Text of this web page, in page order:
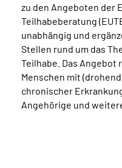
zu den Angeboten der
Teilhabeberatung
unabhängig und
Stellen rund um das
Teilhabe. Das Angebot
Menschen mit
chronischer
Angehörige und